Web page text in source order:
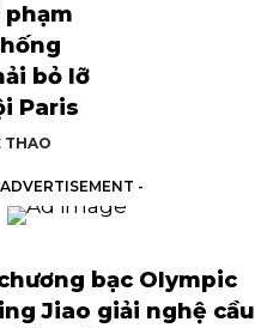
bỏ lỡ
Paris
THAO
-
bạc Olympic
Jiao giải nghệ cầu